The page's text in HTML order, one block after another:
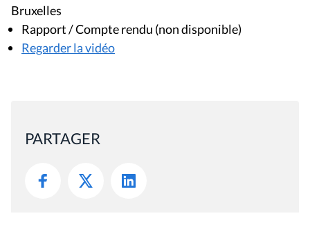
Bruxelles
Rapport / Compte rendu (non disponible)
Regarder la vidéo
PARTAGER